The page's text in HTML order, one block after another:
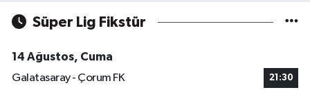
Süper Lig Fikstür
14 Ağustos, Cuma
Galatasaray - Çorum FK
21:30